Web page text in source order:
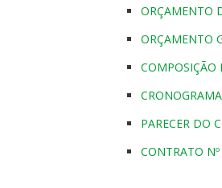
ORÇAMENTO
ORÇAMENTO
COMPOSIÇÃO
PARECER DO
CONTRATO